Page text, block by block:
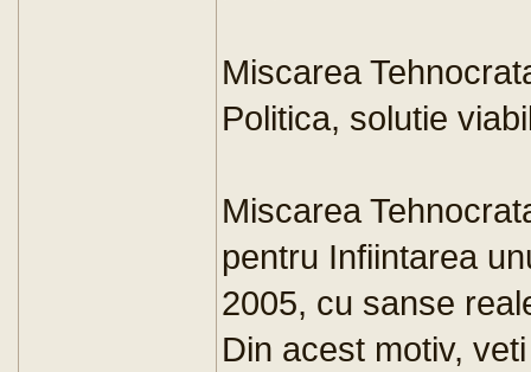
Miscarea
Politica, solutie
Miscarea
pentru Infiintarea
2005, cu sanse
Din acest motiv,